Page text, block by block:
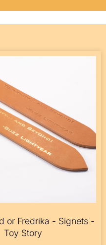
or Fredrika - Signets -
Toy Story